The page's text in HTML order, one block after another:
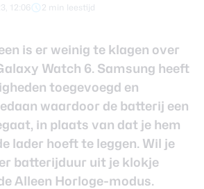
12:06 2 min leestijd
is er weinig te klagen over
Watch 6. Samsung heeft
toegevoegd en
waardoor de batterij een
in plaats van dat je hem
lader hoeft te leggen. Wil je
batterijduur uit je klokje
Alleen Horloge-modus.